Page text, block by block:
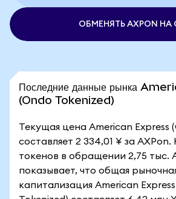
ОБМЕНЯТЬ AXPON НА
Последние данные рынка
(Ondo Tokenized)
Текущая цена American Express
составляет 2 334,01 ¥ за AXPon.
токенов в обращении 2,75 тыс.
показывает, что общая
капитализация American